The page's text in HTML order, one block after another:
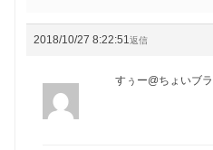
2018/10/27 8:22:51返信
すぅー@ちょいブラ